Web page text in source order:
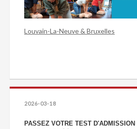
Louvain-La-Neuve & Bruxelles
2026-03-18
PASSEZ VOTRE TEST D'ADMISSION